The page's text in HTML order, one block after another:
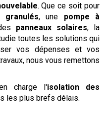
. Que ce soit pour
, une pompe à
panneaux solaires, la
toutes les solutions qui
vos dépenses et vos
nous vous remettons
charge l'isolation des
les plus brefs délais.